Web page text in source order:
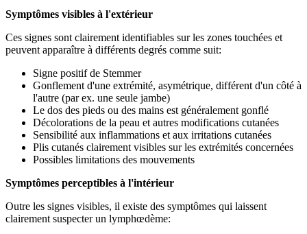
Symptômes visibles à l'extérieur
Ces signes sont clairement identifiables sur les zones touchées et
peuvent apparaître à différents degrés comme suit:
Signe positif de Stemmer
Gonflement d'une extrémité, asymétrique, différent d'un côté à
l'autre (par ex. une seule jambe)
Le dos des pieds ou des mains est généralement gonflé
Décolorations de la peau et autres modifications cutanées
Sensibilité aux inflammations et aux irritations cutanées
Plis cutanés clairement visibles sur les extrémités concernées
Possibles limitations des mouvements
Symptômes perceptibles à l'intérieur
Outre les signes visibles, il existe des symptômes qui laissent
clairement suspecter un lymphœdème: